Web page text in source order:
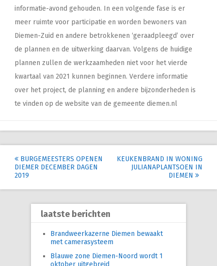
informatie-avond gehouden. In een volgende fase is er
meer ruimte voor participatie en worden bewoners van
Diemen-Zuid en andere betrokkenen ‘geraadpleegd’ over
de plannen en de uitwerking daarvan. Volgens de huidige
plannen zullen de werkzaamheden niet voor het vierde
kwartaal van 2021 kunnen beginnen. Verdere informatie
over het project, de planning en andere bijzonderheden is
te vinden op de website van de gemeente diemen.nl
Post
navigation
BURGEMEESTERS OPENEN
DIEMER DECEMBER DAGEN
2019
KEUKENBRAND IN WONING
JULIANAPLANTSOEN IN
DIEMEN
laatste berichten
Brandweerkazerne Diemen bewaakt
met camerasysteem
Blauwe zone Diemen-Noord wordt 1
oktober uitgebreid